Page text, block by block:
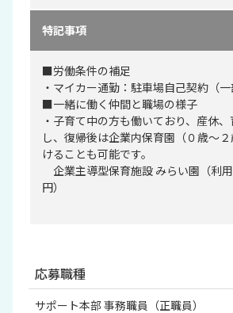
特記事項
■労働条件の補足
・マイカー通勤：駐車場自己契約（一
■一緒に働く仲間と職場の様子
・子育て中の方も働いており、産休
し、復帰後は企業内保育園（０歳〜
けることも可能です。
企業主導型保育施設 みらい園（利
円）
応募職種
サポート本部 事務職員（正職員）